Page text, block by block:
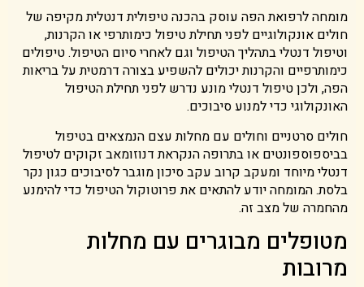
מומחה לרפואת הפה עוסק בהכנה טיפולית דנטלית מקיפה של
חולים אונקולוגיים לפני תחילת טיפול כימותרפי או הקרנות,
וטיפול דנטלי בתהליך הטיפול וגם לאחרי סיום הטיפול. טיפולים
כימותרפיים והקרנות יכולים להשפיע בצורה דרמטית על בריאות
הפה, ולכן טיפול דנטלי מונע נדרש לפני תחילת הטיפול
האונקולוגי כדי למנוע סיבוכים.
חולים סרטניים וחולים עם מחלות עצם הנמצאים בטיפול
בביספוספונטים או בתרופה הנקראת דנוזומאב זקוקים לטיפול
דנטלי מיוחד ומעקב קרוב עקב סיכון מוגבר לסיבוכים כגון נקר
בלסת. המומחה יודע להתאים את פרוטוקול הטיפול כדי להימנע
מהחמרה של מצב זה.
מטופלים מבוגרים עם מחלות
מרובות